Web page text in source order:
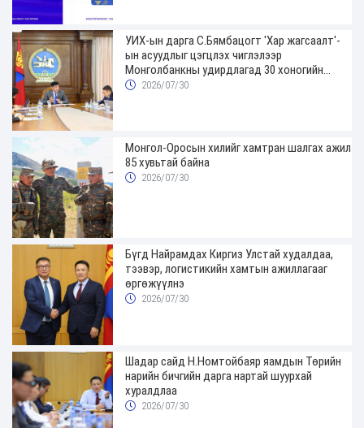
УИХ-ын дарга С.Бямбацогт 'Хар жагсаалт'-
ын асуудлыг цэгцлэх чиглэлээр
Монголбанкны удирдлагад 30 хоногийн
хугацаатай үүрэг өглөө
2026/07/30
Монгол-Оросын хилийг хамтран шалгах ажил
85 хувьтай байна
2026/07/30
Бүгд Найрамдах Киргиз Улстай худалдаа,
тээвэр, логистикийн хамтын ажиллагааг
өргөжүүлнэ
2026/07/30
Шадар сайд Н.Номтойбаяр яамдын Төрийн
нарийн бичгийн дарга нартай шуурхай
хуралдлаа
2026/07/30